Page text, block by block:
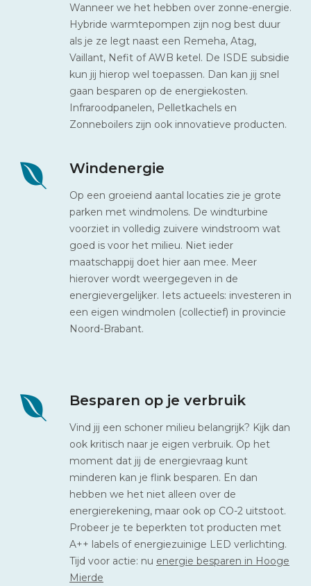
Wanneer we het hebben over zonne-energie.
Hybride warmtepompen zijn nog best duur
als je ze legt naast een Remeha, Atag,
Vaillant, Nefit of AWB ketel. De ISDE subsidie
kun jij hierop wel toepassen. Dan kan jij snel
gaan besparen op de energiekosten.
Infraroodpanelen, Pelletkachels en
Zonneboilers zijn ook innovatieve producten.
Windenergie
Op een groeiend aantal locaties zie je grote
parken met windmolens. De windturbine
voorziet in volledig zuivere windstroom wat
goed is voor het milieu. Niet ieder
maatschappij doet hier aan mee. Meer
hierover wordt weergegeven in de
energievergelijker. Iets actueels: investeren in
een eigen windmolen (collectief) in provincie
Noord-Brabant.
Besparen op je verbruik
Vind jij een schoner milieu belangrijk? Kijk dan
ook kritisch naar je eigen verbruik. Op het
moment dat jij de energievraag kunt
minderen kan je flink besparen. En dan
hebben we het niet alleen over de
energierekening, maar ook op CO-2 uitstoot.
Probeer je te beperkten tot producten met
A++ labels of energiezuinige LED verlichting.
Tijd voor actie: nu energie besparen in Hooge
Mierde